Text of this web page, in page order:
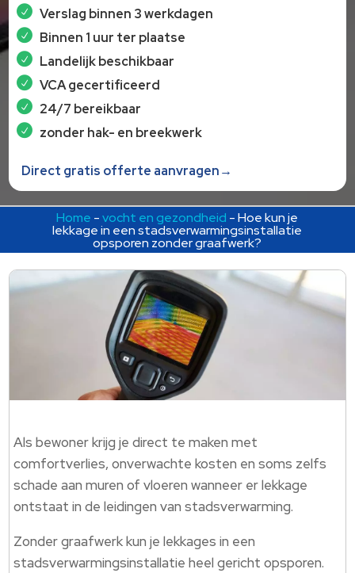
Verslag binnen 3 werkdagen
Binnen 1 uur ter plaatse
Landelijk beschikbaar
VCA gecertificeerd
24/7 bereikbaar
zonder hak- en breekwerk
Direct gratis offerte aanvragen→
Home -vocht en gezondheid -Hoe kun je
lekkage in een stadsverwarmingsinstallatie
opsporen zonder graafwerk?
Als bewoner krijg je direct te maken met
comfortverlies, onverwachte kosten en soms zelfs
schade aan muren of vloeren wanneer er lekkage
ontstaat in de leidingen van stadsverwarming.
Zonder graafwerk kun je lekkages in een
stadsverwarmingsinstallatie heel gericht opsporen.